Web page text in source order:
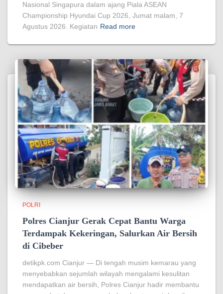
Nasional Singapura dalam ajang Piala ASEAN
Championship Hyundai Cup 2026, Jumat malam, 7
Agustus 2026. Kegiatan Read more
POLRI
Polres Cianjur Gerak Cepat Bantu Warga
Terdampak Kekeringan, Salurkan Air Bersih
di Cibeber
detikpk.com Cianjur — Di tengah musim kemarau yang
menyebabkan sejumlah wilayah mengalami kesulitan
mendapatkan air bersih, Polres Cianjur hadir membantu